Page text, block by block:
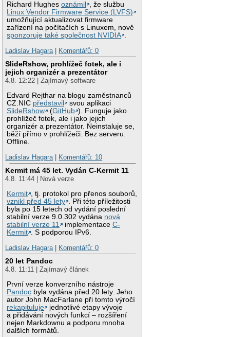
Richard Hughesoznámil
, že službu
Linux Vendor Firmware Service (LVFS)
umožňující aktualizovat firmware
zařízení na počítačích s Linuxem, nově
sponzoruje také společnost NVIDIA .
Ladislav Hagara | Komentářů: 0
SlideRshow, prohlížeč fotek, ale i
jejich organizér a prezentátor
4.8. 12:22 | Zajímavý software
Edvard Rejthar na blogu zaměstnanců
CZ.NIC představil
svou aplikaci
SlideRshow
(GitHub ). Funguje jako
prohlížeč fotek, ale i jako jejich
organizér a prezentátor. Neinstaluje se,
běží přímo v prohlížeči. Bez serveru.
Offline.
Ladislav Hagara | Komentářů: 10
Kermit má 45 let. Vydán C-Kermit 11
4.8. 11:44 | Nová verze
Kermit , tj. protokol pro přenos souborů,
vznikl před 45 lety . Při této příležitosti
byla po 15 letech od vydání poslední
stabilní verze 9.0.302 vydána nová
stabilní verze 11
implementaceC-
Kermit . S podporou IPv6.
Ladislav Hagara | Komentářů: 0
20 let Pandoc
4.8. 11:11 | Zajímavý článek
První verze konverzního nástroje
Pandoc byla vydána před 20 lety. Jeho
autor John MacFarlane při tomto výročí
rekapituluje
jednotlivé etapy vývoje
a přidávání nových funkcí – rozšíření
nejen Markdownu a podporu mnoha
dalších formátů.